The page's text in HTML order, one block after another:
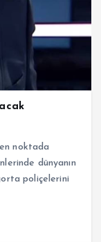
noktada
dünyanın
poliçelerini